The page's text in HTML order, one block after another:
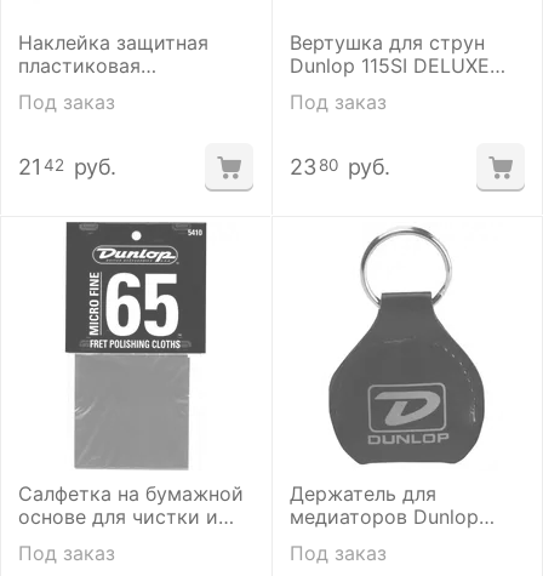
Наклейка защитная
пластиковая
Dunlop HE203
Под заказ
21 42 руб.
Вертушка для струн
Dunlop 115SI DELUXE
Под заказ
23 80 руб.
Салфетка на бумажной
основе для чистки и
ладов Dunlop 5410
Под заказ
Держатель для
медиаторов Dunlop
"D" -16/JAR
Под заказ